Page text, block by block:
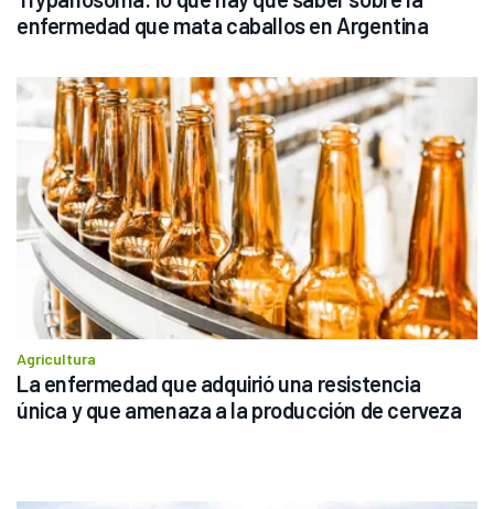
enfermedad que mata caballos en Argentina
Agricultura
La enfermedad que adquirió una resistencia
única y que amenaza a la producción de cerveza